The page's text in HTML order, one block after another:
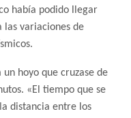
había podido llegar
las variaciones de
un hoyo que cruzase de
«El tiempo que se
distancia entre los